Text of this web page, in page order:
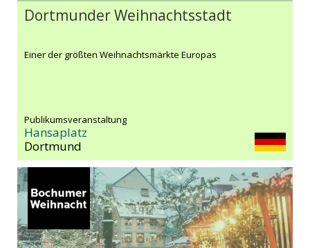
Dortmunder Weihnachtsstadt
Einer der größten Weihnachtsmärkte Europas
Publikumsveranstaltung
Hansaplatz
Dortmund